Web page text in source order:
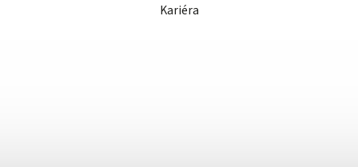
Kariéra